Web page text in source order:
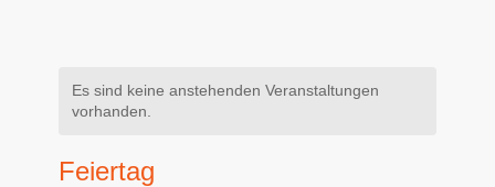
Es sind keine anstehenden Veranstaltungen
vorhanden.
Feiertag